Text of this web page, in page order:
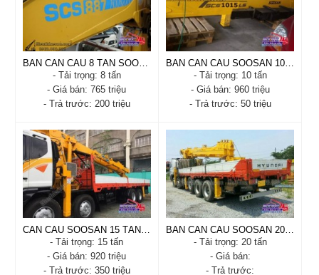
- Năm sản xuất: 2019
- Tải trọng: 7 tấn
- Trả trước: 150 triệu
Xem chi tiết Đặt hàng
- Năm sản xuất: 2015
- Tải trọng: 7 tấn
- Trả trước: 200 triệu
Xem chi tiết Đặt hàng
BÁN CẦN CẨU 8 TẤN SOOSAN SCS887
- Tải trọng: 8 tấn
- Giá bán: 765 triệu
- Trả trước: 200 triệu
SOOSAN SCS887
- Xuất xứ: Nhập Khẩu
- Tình trạng: Còn hàng
- Năm sản xuất: 2018
- Tải trọng: 8 tấn
- Trả trước: 200 triệu
Xem chi tiết Đặt hàng
BÁN CẦN CẨU SOOSAN 10 TẤN
- Tải trọng: 10 tấn
- Giá bán: 960 triệu
- Trả trước: 50 triệu
- Xuất xứ: Nhập Khẩu
- Tình trạng: Còn hàng
- Năm sản xuất: 2018
- Tải trọng: 10 tấn
- Trả trước: 50 triệu
Xem chi tiết Đặt hàng
- Tải trọng: 15 tấn
- Giá bán: 920 triệu
- Trả trước: 350 triệu
BAN CAN CAU SOOSAN 20 TAN SCS2016
- Tải trọng: 20 tấn
- Giá bán:
- Trả trước: